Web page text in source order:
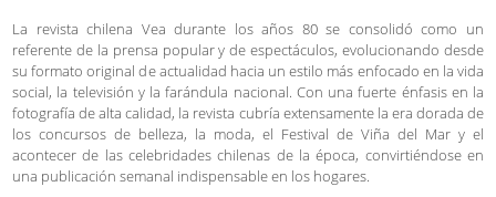
La revista chilena Vea durante los años 80 se consolidó como un
referente de la prensa popular y de espectáculos, evolucionando desde
su formato original de actualidad hacia un estilo más enfocado en la vida
social, la televisión y la farándula nacional. Con una fuerte énfasis en la
fotografía de alta calidad, la revista cubría extensamente la era dorada de
los concursos de belleza, la moda, el Festival de Viña del Mar y el
acontecer de las celebridades chilenas de la época, convirtiéndose en
una publicación semanal indispensable en los hogares.